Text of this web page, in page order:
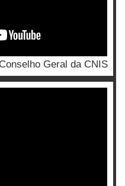
Geral da CNIS